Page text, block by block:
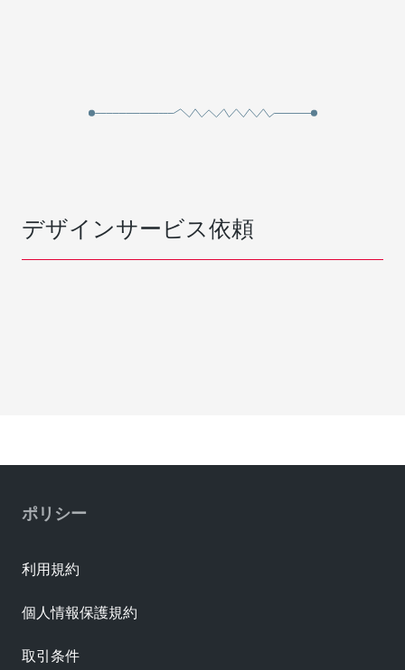
デザインサービス依頼
ポリシー
利用規約
個人情報保護規約
取引条件